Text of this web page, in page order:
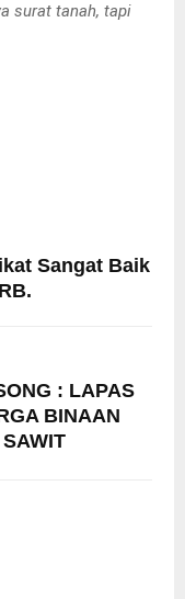
surat tanah, tapi
Sangat Baik
: LAPAS
BINAAN